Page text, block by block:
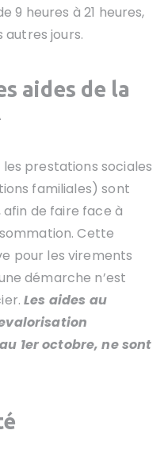
9 heures à 21 heures,
autres jours.
aides de la
prestations sociales
familiales) sont
afin de faire face à
Cette
pour les virements
démarche n’est
Les aides au
1er octobre, ne sont